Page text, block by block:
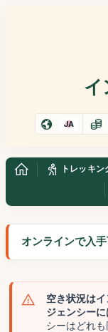
イ
JA
トレッキン
オンラインで入
空き状況は
ジェンシーに
シーはどれ